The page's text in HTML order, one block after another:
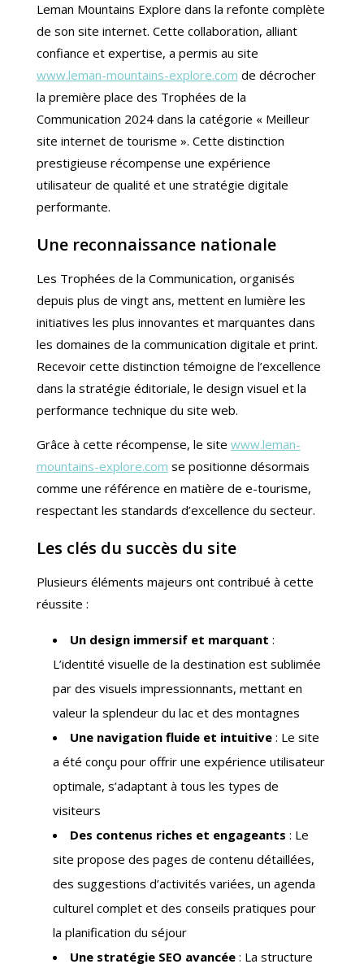
Leman Mountains Explore dans la refonte complète
de son site internet. Cette collaboration, alliant
confiance et expertise, a permis au site
www.leman-mountains-explore.com de décrocher
la première place des Trophées de la
Communication 2024 dans la catégorie « Meilleur
site internet de tourisme ». Cette distinction
prestigieuse récompense une expérience
utilisateur de qualité et une stratégie digitale
performante.
Une reconnaissance nationale
Les Trophées de la Communication, organisés
depuis plus de vingt ans, mettent en lumière les
initiatives les plus innovantes et marquantes dans
les domaines de la communication digitale et print.
Recevoir cette distinction témoigne de l’excellence
dans la stratégie éditoriale, le design visuel et la
performance technique du site web.
Grâce à cette récompense, le site www.leman-
mountains-explore.com se positionne désormais
comme une référence en matière de e-tourisme,
respectant les standards d’excellence du secteur.
Les clés du succès du site
Plusieurs éléments majeurs ont contribué à cette
réussite :
Un design immersif et marquant :
L’identité visuelle de la destination est sublimée
par des visuels impressionnants, mettant en
valeur la splendeur du lac et des montagnes
Une navigation fluide et intuitive: Le site
a été conçu pour offrir une expérience utilisateur
optimale, s’adaptant à tous les types de
visiteurs
Des contenus riches et engageants : Le
site propose des pages de contenu détaillées,
des suggestions d’activités variées, un agenda
culturel complet et des conseils pratiques pour
la planification du séjour
Une stratégie SEO avancée: La structure